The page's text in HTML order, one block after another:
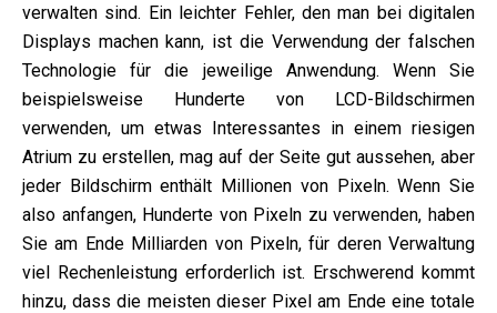
verwalten sind. Ein leichter Fehler, den man bei digitalen
Displays machen kann, ist die Verwendung der falschen
Technologie für die jeweilige Anwendung. Wenn Sie
beispielsweise Hunderte von LCD-Bildschirmen
verwenden, um etwas Interessantes in einem riesigen
Atrium zu erstellen, mag auf der Seite gut aussehen, aber
jeder Bildschirm enthält Millionen von Pixeln. Wenn Sie
also anfangen, Hunderte von Pixeln zu verwenden, haben
Sie am Ende Milliarden von Pixeln, für deren Verwaltung
viel Rechenleistung erforderlich ist. Erschwerend kommt
hinzu, dass die meisten dieser Pixel am Ende eine totale